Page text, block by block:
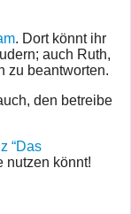
. Dort könnt ihr
auch Ruth,
zu beantworten.
den betreibe
“Das
nutzen könnt!